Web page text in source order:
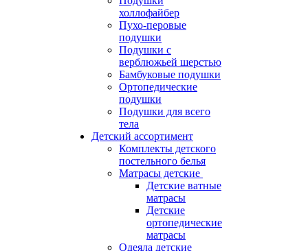
холлофайбер
Пухо-перовые
подушки
Подушки с
верблюжьей шерстью
Бамбуковые подушки
Ортопедические
подушки
Подушки для всего
тела
Детский ассортимент
Комплекты детского
постельного белья
Матрасы детские
Детские ватные
матрасы
Детские
ортопедические
матрасы
Одеяла детские